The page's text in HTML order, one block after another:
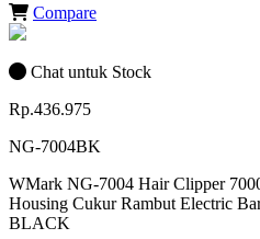
Compare
Chat untuk Stock
Rp.436.975
NG-7004BK
WMark NG-7004 Hair Clipper
Housing Cukur Rambut Electric
BLACK